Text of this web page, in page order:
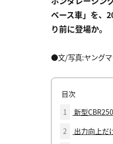
ベース車」を、
り前に登場か。
●文/写真:ヤング
目次
1
新型
2
出力向上だ